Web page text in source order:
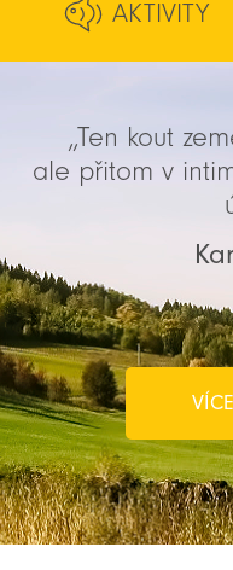
AKTIVITY
„Ten kout
ale přitom v